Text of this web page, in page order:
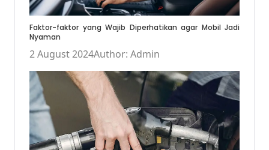
Faktor-faktor yang Wajib Diperhatikan agar Mobil Jadi
Nyaman
2 August 2024Author: Admin